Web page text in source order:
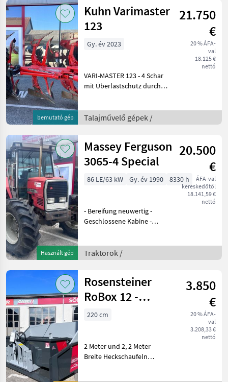
bemutató gép
Kuhn Varimaster
123
21.750
€
20 % ÁFA-
val
18.125 €
nettó
Gy. év 2023
VARI-MASTER 123 - 4 Schar
mit Überlastschutz durch
+ ZRL-Vorschäler +
Rahmenhöhe 85cm + TPO
Talajművelő gépek /
Használt gép
Massey Ferguson
3065-4 Special
20.500
€
ÁFA-val
kereskedőtől
18.141,59 €
nettó
86 LE/63 kW Gy. év 1990 8330 h
- Bereifung neuwertig -
Geschlossene Kabine -
elektronisch - 40 km/h -
EHR - Kupplung neu -
Traktorok /
Rosensteiner
RoBox 12 -
220cm
3.850
€
20 % ÁFA-
val
3.208,33 €
nettó
220 cm
2 Meter und 2, 2 Meter
Breite Heckschaufeln